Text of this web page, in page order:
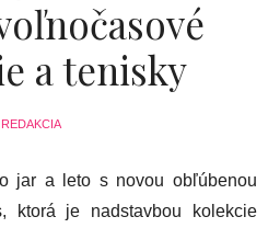
a tenisky
REDAKCIA
jar a leto s novou obľúbenou
ktorá je nadstavbou kolekcie